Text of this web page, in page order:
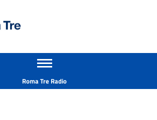
Apri il menu secondario
Roma Tre Radio